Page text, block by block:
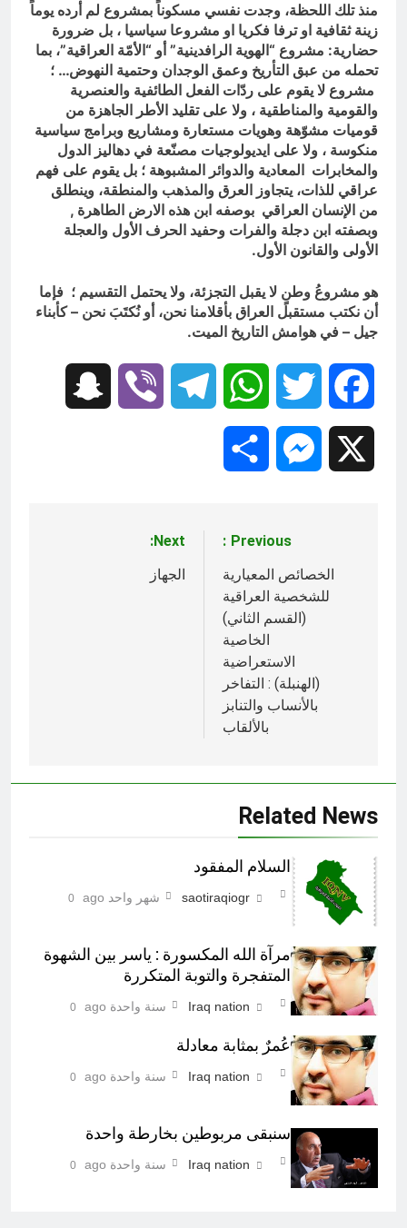
منذ تلك اللحظة، وجدت نفسي مسكوناً بمشروع لم أرده يوماً
زينة ثقافية او ترفا فكريا او مشروعا سياسيا ، بل ضرورة
حضارية: مشروع “الهوية الرافدينية” أو “الأمّة العراقية”، بما
تحمله من عبق التأريخ وعمق الوجدان وحتمية النهوض… ؛
مشروع لا يقوم على ردّات الفعل الطائفية والعنصرية
والقومية والمناطقية ، ولا على تقليد الأطر الجاهزة من
قوميات مشوّهة وهويات مستعارة ومشاريع وبرامج سياسية
منكوسة ، ولا على ايديولوجيات مصنّعة في دهاليز الدول
والمخابرات المعادية والدوائر المشبوهة ؛ بل يقوم على فهم
عراقي للذات، يتجاوز العرق والمذهب والمنطقة، وينطلق
من الإنسان العراقي بوصفه ابن هذه الارض الطاهرة ,
وبصفته ابن دجلة والفرات وحفيد الحرف الأول والعجلة
الأولى والقانون الأول.
هو مشروعُ وطنٍ لا يقبل التجزئة، ولا يحتمل التقسيم ؛ فإما
أن نكتب مستقبل العراق بأقلامنا نحن، أو نُكتَبَ نحن – كأبناء
جيل – في هوامش التاريخ الميت.
Facebook
Twitter
WhatsApp
Telegram
Viber
Messenger
المقالات
Previous:
الخصائص المعيارية
للشخصية العراقية
(القسم الثاني)
الخاصية
الاستعراضية
(الهنبلة) : التفاخر
بالأنساب والتنابز
بالألقاب
Next:
الجهاز
Related News
السلام المفقود
saotiraqiogr شهر واحد ago 0
مرآة الله المكسورة : ياسر بين الشهوة
المتفجرة والتوبة المتكررة
Iraq nation سنة واحدة ago 0
عُمرٌ بمثابة معادلة
Iraq nation سنة واحدة ago 0
سنبقى مربوطين بخارطة واحدة
Iraq nation سنة واحدة ago 0